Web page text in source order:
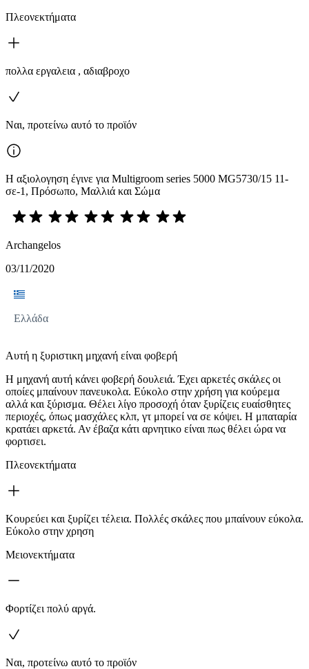
Πλεονεκτήματα
πολλα εργαλεια , αδιαβροχο
Ναι, προτείνω αυτό το προϊόν
Η αξιολογηση έγινε για Multigroom series 5000 MG5730/15 11-
σε-1, Πρόσωπο, Μαλλιά και Σώμα
Archangelos
03/11/2020
Ελλάδα
Αυτή η ξυριστικη μηχανή είναι φοβερή
Η μηχανή αυτή κάνει φοβερή δουλειά. Έχει αρκετές σκάλες οι
οποίες μπαίνουν πανευκολα. Εύκολο στην χρήση για κούρεμα
αλλά και ξύρισμα. Θέλει λίγο προσοχή όταν ξυρίζεις ευαίσθητες
περιοχές, όπως μασχάλες κλπ, γτ μπορεί να σε κόψει. Η μπαταρία
κρατάει αρκετά. Αν έβαζα κάτι αρνητικο είναι πως θέλει ώρα να
φορτισει.
Πλεονεκτήματα
Κουρεύει και ξυρίζει τέλεια. Πολλές σκάλες που μπαίνουν εύκολα.
Εύκολο στην χρηση
Μειονεκτήματα
Φορτίζει πολύ αργά.
Ναι, προτείνω αυτό το προϊόν